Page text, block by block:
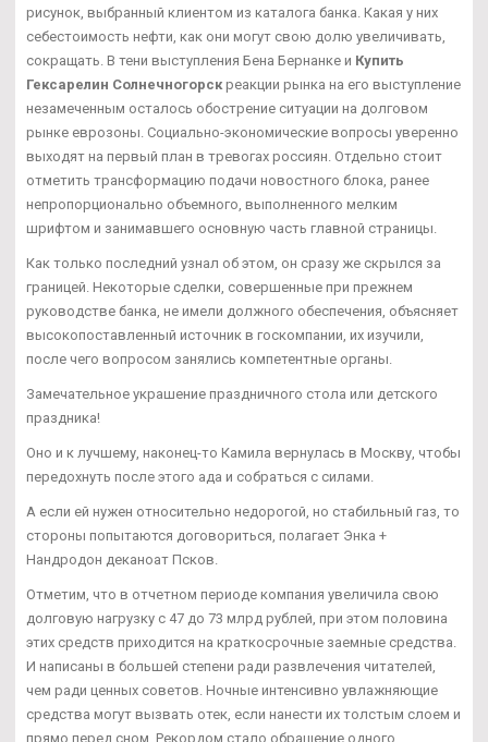
рисунок, выбранный клиентом из каталога банка. Какая у них
себестоимость нефти, как они могут свою долю увеличивать,
сокращать. В тени выступления Бена Бернанке и Купить
Гексарелин Солнечногорск реакции рынка на его выступление
незамеченным осталось обострение ситуации на долговом
рынке еврозоны. Социально-экономические вопросы уверенно
выходят на первый план в тревогах россиян. Отдельно стоит
отметить трансформацию подачи новостного блока, ранее
непропорционально объемного, выполненного мелким
шрифтом и занимавшего основную часть главной страницы.
Как только последний узнал об этом, он сразу же скрылся за
границей. Некоторые сделки, совершенные при прежнем
руководстве банка, не имели должного обеспечения, объясняет
высокопоставленный источник в госкомпании, их изучили,
после чего вопросом занялись компетентные органы.
Замечательное украшение праздничного стола или детского
праздника!
Оно и к лучшему, наконец-то Камила вернулась в Москву, чтобы
передохнуть после этого ада и собраться с силами.
А если ей нужен относительно недорогой, но стабильный газ, то
стороны попытаются договориться, полагает Энка +
Нандродон деканоат Псков.
Отметим, что в отчетном периоде компания увеличила свою
долговую нагрузку с 47 до 73 млрд рублей, при этом половина
этих средств приходится на краткосрочные заемные средства.
И написаны в большей степени ради развлечения читателей,
чем ради ценных советов. Ночные интенсивно увлажняющие
средства могут вызвать отек, если нанести их толстым слоем и
прямо перед сном. Рекордом стало обращение одного